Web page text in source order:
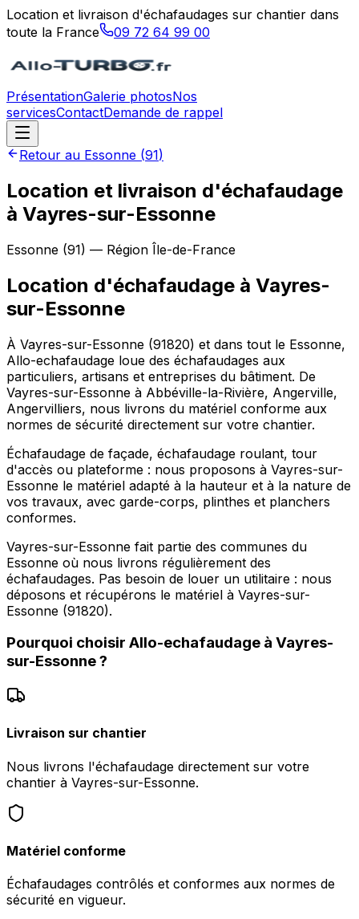
Location et livraison d'échafaudages sur chantier dans
toute la France
09 72 64 99 00
PrésentationGalerie photosNos
servicesContactDemande de rappel
Retour au Essonne (91)
Location et livraison d'échafaudage
à Vayres-sur-Essonne
Essonne (91) — Région Île-de-France
Location d'échafaudage à Vayres-
sur-Essonne
À Vayres-sur-Essonne (91820) et dans tout le Essonne,
Allo-echafaudage loue des échafaudages aux
particuliers, artisans et entreprises du bâtiment. De
Vayres-sur-Essonne à Abbéville-la-Rivière, Angerville,
Angervilliers, nous livrons du matériel conforme aux
normes de sécurité directement sur votre chantier.
Échafaudage de façade, échafaudage roulant, tour
d'accès ou plateforme : nous proposons à Vayres-sur-
Essonne le matériel adapté à la hauteur et à la nature de
vos travaux, avec garde-corps, plinthes et planchers
conformes.
Vayres-sur-Essonne fait partie des communes du
Essonne où nous livrons régulièrement des
échafaudages. Pas besoin de louer un utilitaire : nous
déposons et récupérons le matériel à Vayres-sur-
Essonne (91820).
Pourquoi choisir Allo-echafaudage à Vayres-
sur-Essonne?
Livraison sur chantier
Nous livrons l'échafaudage directement sur votre
chantier à Vayres-sur-Essonne.
Matériel conforme
Échafaudages contrôlés et conformes aux normes de
sécurité en vigueur.